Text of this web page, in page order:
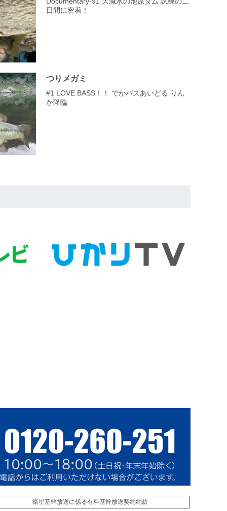
日間に密着！
つりメガミ
#1 LOVE BASS！！ でかバスあいどる りん
か降臨
衛星基幹放送に係る有料基幹放送契約約款